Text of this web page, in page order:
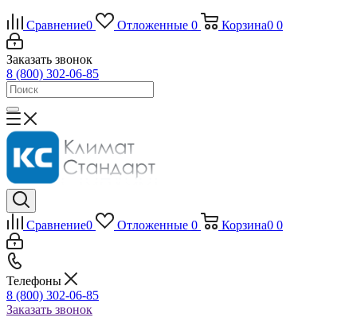
Сравнение0 Отложенные 0 Корзина0 0
Заказать звонок
8 (800) 302-06-85
Сравнение0 Отложенные 0 Корзина0 0
Телефоны
8 (800) 302-06-85
Заказать звонок